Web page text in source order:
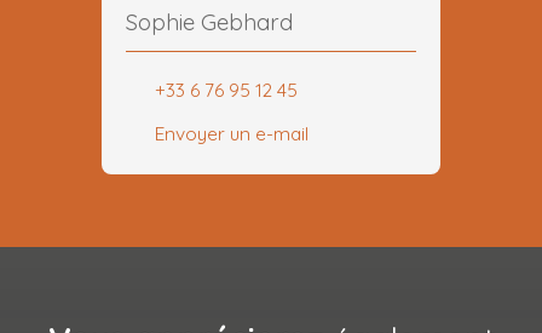
Sophie Gebhard
+33 6 76 95 12 45
Envoyer un e-mail